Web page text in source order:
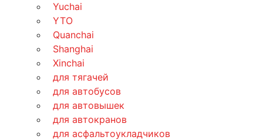
Yuchai
YTO
Quanchai
Shanghai
Xinchai
для тягачей
для автобусов
для автовышек
для автокранов
для асфальтоукладчиков